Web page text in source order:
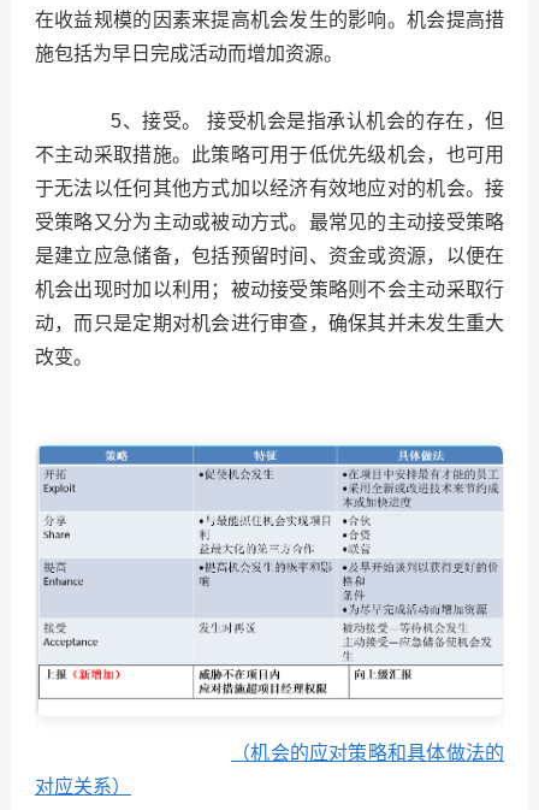
在收益规模的因素来提高机会发生的影响。机会提高措
施包括为早日完成活动而增加资源。
5、接受。
接受机会是指承认机会的存在，但
不主动采取措施。此策略可用于低优先级机会，也可用
于无法以任何其他方式加以经济有效地应对的机会。接
受策略又分为主动或被动方式。最常见的主动接受策略
是建立应急储备，包括预留时间、资金或资源，以便在
机会出现时加以利用；被动接受策略则不会主动采取行
动，而只是定期对机会进行审查，确保其并未发生重大
改变。
（机会的应对策略和具体做法的
对应关系）